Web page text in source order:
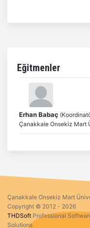
Eğitmenler
Erhan Babaç
Çanakkale Onsekiz Mart
Çanakkale Onsekiz Mart
Copyright © 2012 - 2026
THDSoft Professional
Solutions